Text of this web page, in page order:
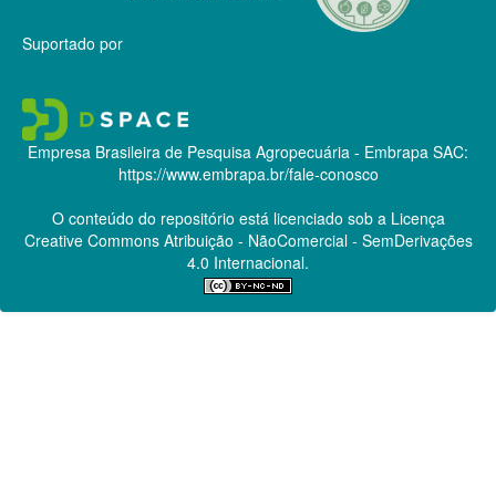
Suportado por
Empresa Brasileira de Pesquisa Agropecuária - Embrapa SAC:
https://www.embrapa.br/fale-conosco
O conteúdo do repositório está licenciado sob a Licença
Creative CommonsAtribuição - NãoComercial - SemDerivações
4.0 Internacional.